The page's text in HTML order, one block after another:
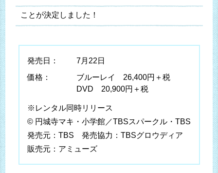
ことが決定しました！
発売日：
7月22日
価格：
ブルーレイ 26,400円＋税
DVD 20,900円＋税
※レンタル同時リリース
© 円城寺マキ・小学館／TBSスパークル・TBS
発売元：TBS 発売協力：TBSグロウディア
販売元：アミューズ